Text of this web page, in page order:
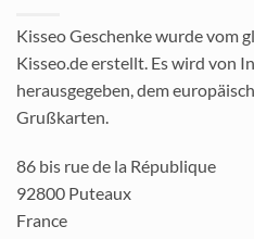
Kisseo Geschenke wurde vom
Kisseo.de erstellt. Es wird von
herausgegeben, dem
Grußkarten.
86 bis rue de la République
92800 Puteaux
France